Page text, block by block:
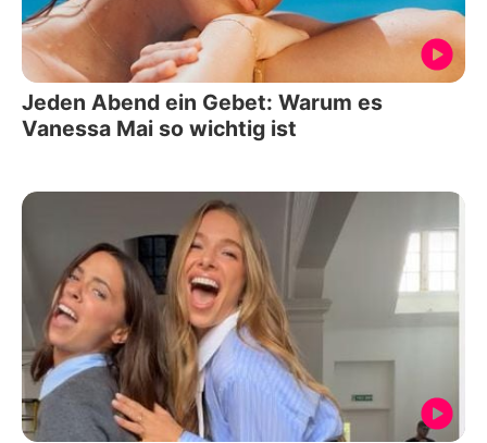
Jeden Abend ein Gebet: Warum es
Vanessa Mai so wichtig ist